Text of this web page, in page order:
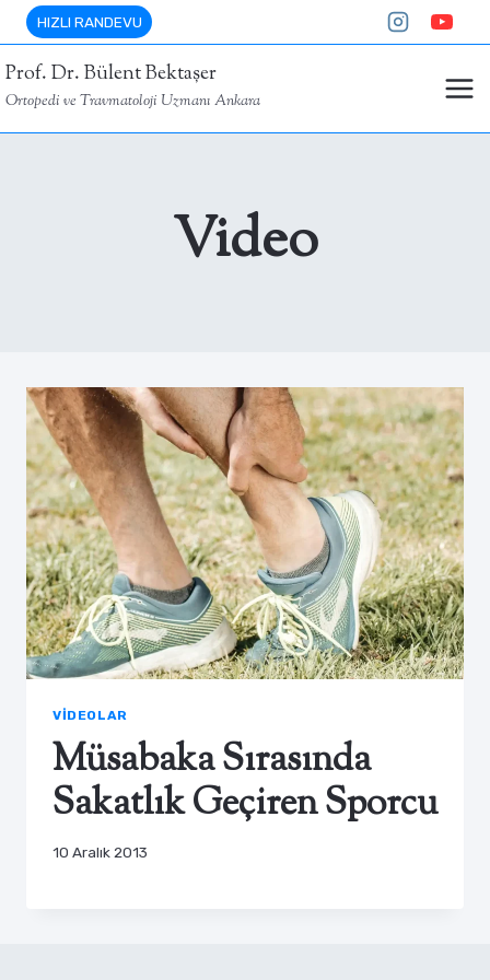
Skip
to
content
HIZLI RANDEVU
Prof. Dr. Bülent Bektaşer
Ortopedi ve Travmatoloji Uzmanı Ankara
Video
VIDEOLAR
Müsabaka Sırasında
Sakatlık Geçiren Sporcu
10 Aralık 2013